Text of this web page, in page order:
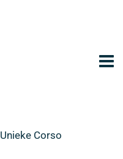
Unieke Corso